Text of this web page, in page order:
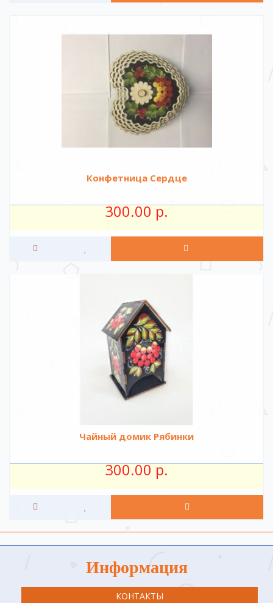
Конфетница Сердце
300.00 р.
Чайный домик Рябинки
300.00 р.
Информация
КОНТАКТЫ